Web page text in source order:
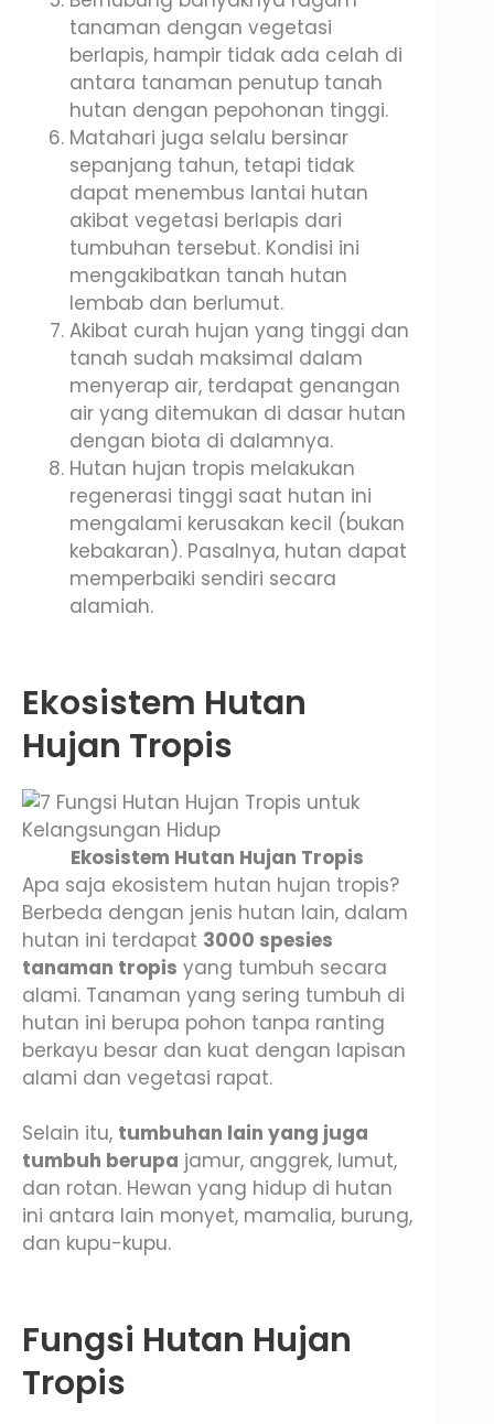
tanaman dengan vegetasi
berlapis, hampir tidak ada celah di
antara tanaman penutup tanah
hutan dengan pepohonan tinggi.
Matahari juga selalu bersinar
sepanjang tahun, tetapi tidak
dapat menembus lantai hutan
akibat vegetasi berlapis dari
tumbuhan tersebut. Kondisi ini
mengakibatkan tanah hutan
lembab dan berlumut.
Akibat curah hujan yang tinggi dan
tanah sudah maksimal dalam
menyerap air, terdapat genangan
air yang ditemukan di dasar hutan
dengan biota di dalamnya.
Hutan hujan tropis melakukan
regenerasi tinggi saat hutan ini
mengalami kerusakan kecil (bukan
kebakaran). Pasalnya, hutan dapat
memperbaiki sendiri secara
alamiah.
Ekosistem Hutan
Hujan Tropis
Ekosistem Hutan Hujan Tropis
Apa saja ekosistem hutan hujan tropis?
Berbeda dengan jenis hutan lain, dalam
hutan ini terdapat 3000 spesies
tanaman tropis yang tumbuh secara
alami. Tanaman yang sering tumbuh di
hutan ini berupa pohon tanpa ranting
berkayu besar dan kuat dengan lapisan
alami dan vegetasi rapat.
Selain itu, tumbuhan lain yang juga
tumbuh berupa jamur, anggrek, lumut,
dan rotan. Hewan yang hidup di hutan
ini antara lain monyet, mamalia, burung,
dan kupu-kupu.
Fungsi Hutan Hujan
Tropis